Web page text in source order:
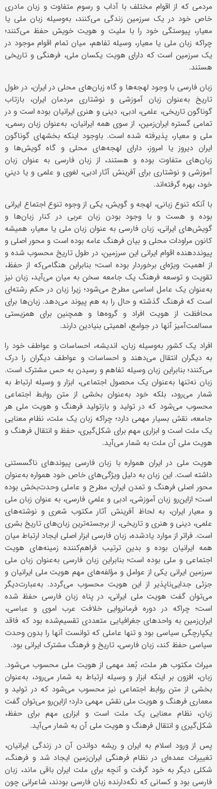
مردمی که از اقوام مختلف با آداب‌ و رسوم متفاوت و زبان مادری
خاص خود در یک سرزمین زندگی می‌کنند، به‌وسیله زبان ملی یا
معیار، پیوستگی خود را با ملیت و هویت خویش حفظ می‌کنند؛
چراکه زبان ملی یا معیار، وسیله تفاهم، میان تمام اقوام موجود در
یک سرزمین است که دارای هویت یکسان ملی، فرهنگی و تاریخی
هستند.
زبان فارسی با وجود لهجه‌ها و گاه زبان‌های محلی در ایران، در طول
تاریخ به‌عنوان زبان آموزشی و نوشتاری مردمان ایران، بازتاب
گوناگون تاریخی، علمی، ادبی، دینی و هنری ایرانیان بوده است و در
تمامی گستره ایران‌زمین، از سوی همه ایرانیان، به‌عنوان زبان رسمی،
ملی و معیار، پذیرفته شده است. باوجود اینکه بخشهای گوناگون
ایران دیروز یا امروز، دارای لهجه‌های محلی و گاه گویش‌ها و
زبان‌های متفاوت بوده و هستند، از زبان فارسی به ‌عنوان زبان
آموزشی و نوشتاری برای آفرینش آثار ادبی، لغوی و علمی و یا دینیِ
خود، بهره گرفته‌اند.
با آنکه تنوع زبانی، لهجه و گویش، یکی از وجوه تنوع اجتماع ایرانی
بوده و هست و با وجود بودن زبان عربی در کنار زبان‌ها و
گویش‌های ایرانی، زبان فارسی به‌ عنوان زبان ملی یا معیار، همیشه
کانون مراودات محلی و بیان فرهنگ عامه بوده است و محور اصلی و
پیونددهنده اقوام ایرانی این سرزمین، در طول تاریخ محسوب شده و
از اهمیت ویژه‌ای برخوردار بوده است؛ بنابراین هنگامی‌که از حفظ،
تقویت و توسعه فرهنگ یک جامعه سخن به میان می‌آید، زبان نیز
به‌عنوان یک عامل اساسی مطرح می‌شود؛ زیرا زبان در حکم رشته‌ای
است که فرهنگ گذشته‌ و حال را به هم پیوند می‌دهد. زبان‌ها برای
محافظت از هویت افراد و گروه‌ها و همچنین برای همزیستی
مسالمت‌آمیز آنها در جوامع، اهمیتی بنیادین دارند.
افراد یک کشور به‌وسیله زبان، اندیشه، احساسات و عواطف خود را
به دیگران انتقال می‌دهند و احساسات و عواطف دیگران را درک
می‌کنند؛ بنابراین زبان وسیله تفاهم و رسیدن به حس مشترک است.
زبان نه‌تنها به‌عنوان یک محصول اجتماعی، ابزار و وسیله ارتباط به
شمار می‌رود، بلکه خود به‌عنوان بخشی از متن روابط اجتماعی
محسوب می‌شود که در تولید و بازتولید فرهنگ و هویت ملی هر
جامعه، نقش بسیار مهمی دارد؛ چراکه زبان یک ملت، نظام معنایی
یک ملت است و ابزاری مهم برای شکل‌گیری، حفظ و انتقال فرهنگ و
هویت ملی آن ملت به شمار می‌آید.
هویت ملی در ایران همواره با زبان فارسی پیوندهای ناگسستنی
داشته است. این زبان به دلیل ویژگی‌های خاص خود همواره به‌عنوان
محور اصلی فرهنگ و تمدن ایران، مطرح و عاملی وحدت‌بخش بوده
است؛ ازاین‌رو زبان آموزشی، ادبی و علمیِ فارسی، به ‌عنوان زبان ملی
و معیار ایران، به لحاظ آفرینش آثار مکتوب شعری و نوشته‌های
علمی، دینی و هنری و تاریخی، از برجسته‌ترین زبان‌های تاریخ بشری
است. فراتر از موارد یادشده، زبان فارسی ابزار اصلی ایجاد ارتباط میان
همه ایرانیان بوده و بدین ترتیب فراهم‌کننده زمینه‌های هویت
اجتماعی و ملی بوده است؛ بنابراین زبان فارسی به‌عنوان زبان ملی
سرزمین ایرانی یکی از عوامل و مؤلفه‌های مهم هویت ملی ایرانیان و
جزئی جدایی‌ناپذیر از این هویت محسوب می‌گردد. به‌عبارت‌دیگر
می‌توان گفت هویت ملی ایرانی، در پناه زبان فارسی حفظ شده
است؛ چراکه در دوره فرمانروایی خلافت عرب اموی و عباسی،
ایران‌زمین به واحدهای جغرافیایی متعددی تقسیم‌شده بود که فاقد
یکپارچگی سیاسی بود و تنها عاملی که توانست آنها را بدون وحدت
سیاسی حفظ کند، زبان فارسی، تاریخ و فرهنگ مشترک ایرانی بود.
میراث مکتوب هر ملت، بُعد مهمی از هویت ملی محسوب می‌شود.
زبان، افزون بر اینکه ابزار و وسیله ارتباط به شمار می‌رود، به‌عنوان
بخشی از متن روابط اجتماعی نیز محسوب می‌شود که در تولید و
معماری فرهنگ و هویت ملی نقش مهمی دارد؛ ازاین‌رو می‌توان گفت
زبان، نظام معنایی یک ملت است و ابزاری مهم برای حفظ،
شکل‌گیری و انتقال فرهنگ و هویت ملی آن به شمار می‌آید.
پس از ورود اسلام به ایران و ریشه دواندن آن در زندگی ایرانیان،
تغییرات عمده‌ای در نظام فرهنگی ایران‌زمین ایجاد شد و فرهنگ،
شکلی دیگر به خود گرفت و آنچه برای ملت ایران باقی ماند، زبان
فارسی بود و کسانی که نگه‌دارنده زبان فارسی بودند، شاعرانی چون